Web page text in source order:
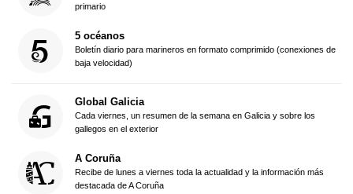
primario
5 océanos
Boletín diario para marineros en formato comprimido (conexiones de
baja velocidad)
Global Galicia
Cada viernes, un resumen de la semana en Galicia y sobre los
gallegos en el exterior
A Coruña
Recibe de lunes a viernes toda la actualidad y la información más
destacada de A Coruña